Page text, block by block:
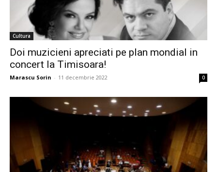
Cultura
Doi muzicieni apreciati pe plan mondial in
concert la Timisoara!
Marascu Sorin - 11 decembrie 2022 0